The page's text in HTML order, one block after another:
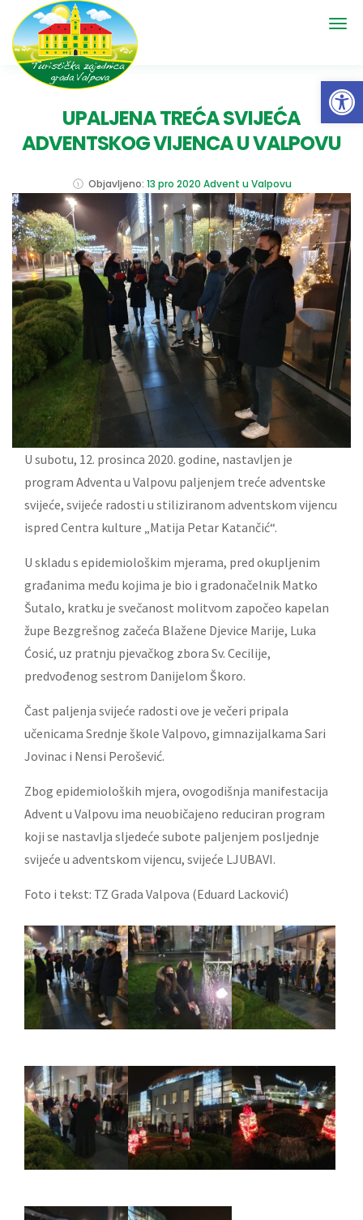
UPALJENA TREĆA SVIJEĆA
ADVENTSKOG VIJENCA U VALPOVU
Objavljeno: 13 pro 2020 Advent u Valpovu
U subotu, 12. prosinca 2020. godine, nastavljen je
program Adventa u Valpovu paljenjem treće adventske
svijeće, svijeće radosti u stiliziranom adventskom vijencu
ispred Centra kulture „Matija Petar Katančić“.
U skladu s epidemiološkim mjerama, pred okupljenim
građanima među kojima je bio i gradonačelnik Matko
Šutalo, kratku je svečanost molitvom započeo kapelan
župe Bezgrešnog začeća Blažene Djevice Marije, Luka
Ćosić, uz pratnju pjevačkog zbora Sv. Cecilije,
predvođenog sestrom Danijelom Škoro.
Čast paljenja svijeće radosti ove je večeri pripala
učenicama Srednje škole Valpovo, gimnazijalkama Sari
Jovinac i Nensi Perošević.
Zbog epidemioloških mjera, ovogodišnja manifestacija
Advent u Valpovu ima neuobičajeno reduciran program
koji se nastavlja sljedeće subote paljenjem posljednje
svijeće u adventskom vijencu, svijeće LJUBAVI.
Foto i tekst: TZ Grada Valpova (Eduard Lacković)